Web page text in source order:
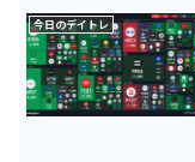
今日のデイトレ